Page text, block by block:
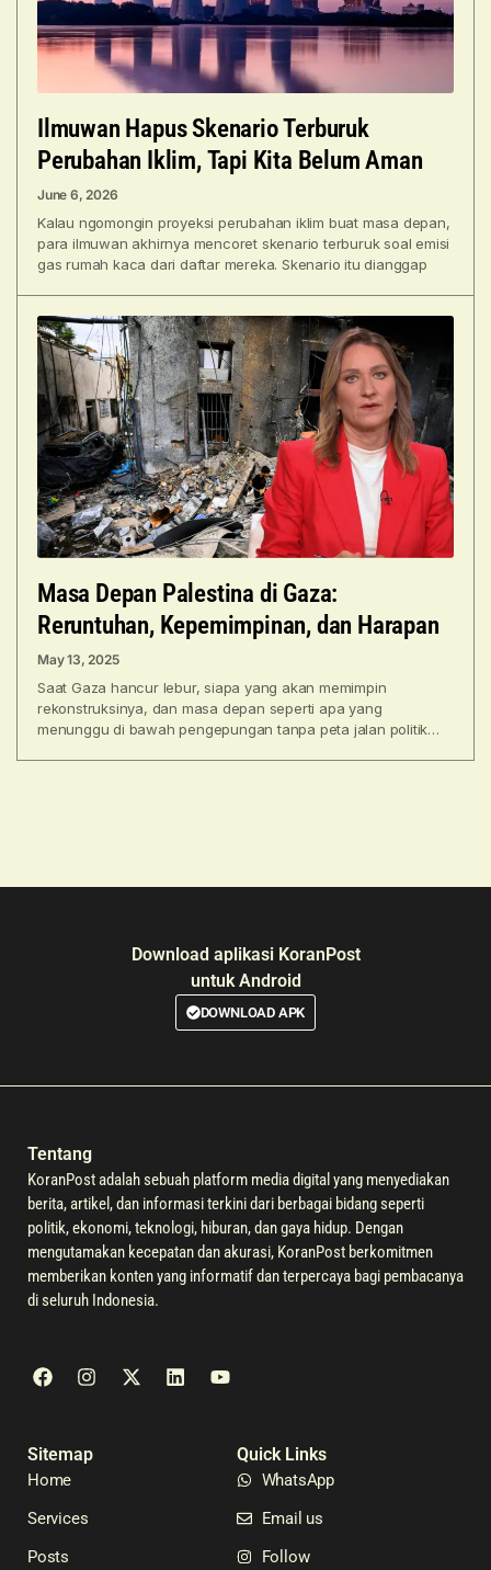
Ilmuwan Hapus Skenario Terburuk
Perubahan Iklim, Tapi Kita Belum Aman
June 6, 2026
Kalau ngomongin proyeksi perubahan iklim buat masa depan,
para ilmuwan akhirnya mencoret skenario terburuk soal emisi
gas rumah kaca dari daftar mereka. Skenario itu dianggap
Masa Depan Palestina di Gaza:
Reruntuhan, Kepemimpinan, dan Harapan
May 13, 2025
Saat Gaza hancur lebur, siapa yang akan memimpin
rekonstruksinya, dan masa depan seperti apa yang
menunggu di bawah pengepungan tanpa peta jalan politik?
Download aplikasi KoranPost
untuk Android
DOWNLOAD APK
Tentang
KoranPost adalah sebuah platform media digital yang menyediakan
berita, artikel, dan informasi terkini dari berbagai bidang seperti
politik, ekonomi, teknologi, hiburan, dan gaya hidup. Dengan
mengutamakan kecepatan dan akurasi, KoranPost berkomitmen
memberikan konten yang informatif dan terpercaya bagi pembacanya
di seluruh Indonesia.
Sitemap
Home
Services
Posts
Quick Links
WhatsApp
Email us
Follow